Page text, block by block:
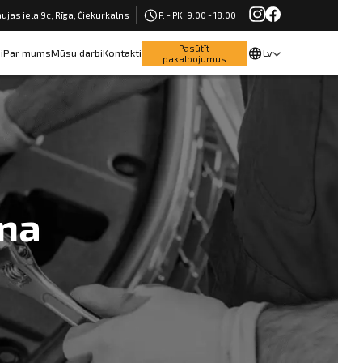
iela 9c, Rīga, Čiekurkalns P. - PK. 9.00 - 18.00
Par mumsMūsu darbiKontakti
Pasūtīt
pakalpojumus
Lv